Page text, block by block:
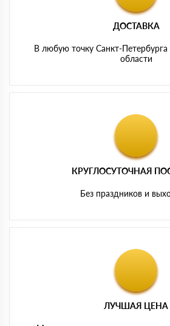
ДОСТАВКА
В любую точку Санкт-
области
КРУГЛОСУТОЧНАЯ
Без праздников и
ЛУЧШАЯ ЦЕНА